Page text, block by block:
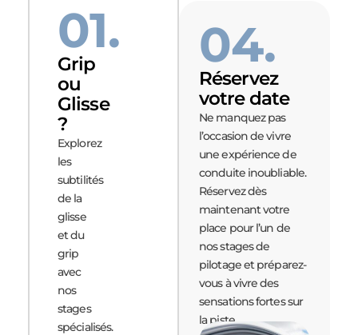
01.
Grip
ou
Glisse
?
Explorez
les
subtilités
de la
glisse
et du
grip
avec
nos
stages
spécialisés.
04.
Réservez
votre date
Ne manquez pas
l’occasion de vivre
une expérience de
conduite inoubliable.
Réservez dès
maintenant votre
place pour l’un de
nos stages de
pilotage et préparez-
vous à vivre des
sensations fortes sur
la piste.